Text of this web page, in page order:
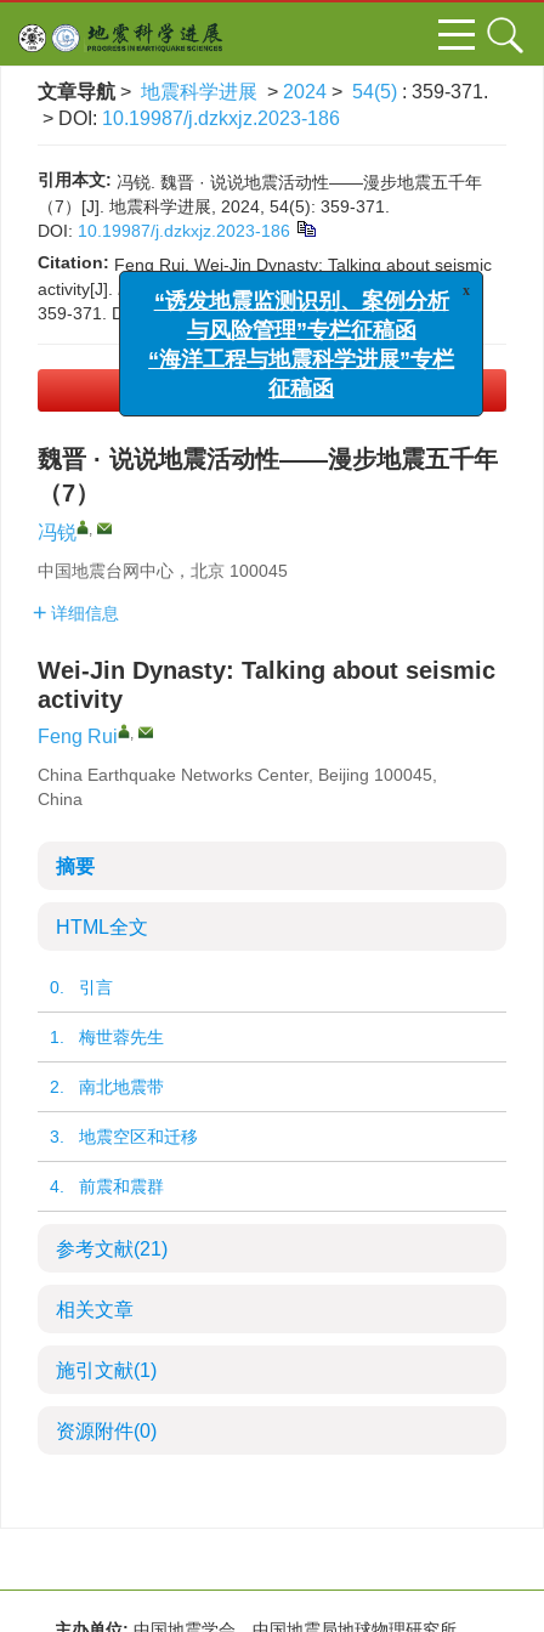
文章导航 > 地震科学进展 > 2024 > 54(5) : 359-371.
> DOI: 10.19987/j.dzkxjz.2023-186
引用本文: 冯锐. 魏晋 · 说说地震活动性——漫步地震五千年
（7）[J]. 地震科学进展, 2024, 54(5): 359-371.
DOI: 10.19987/j.dzkxjz.2023-186
Citation: Feng Rui. Wei-Jin Dynasty: Talking about seismic
activity[J]. Progress in Earthquake Sciences, 2024, 54(5):
359-371. DOI: 10.19987/j.dzkxjz.2023-186
PDF下载(7954 KB)
魏晋 · 说说地震活动性——漫步地震五千年
（7）
冯锐 ,
中国地震台网中心，北京 100045
详细信息
Wei-Jin Dynasty: Talking about seismic
activity
Feng Rui ,
China Earthquake Networks Center, Beijing 100045,
China
摘要
HTML全文
0. 引言
1. 梅世蓉先生
2. 南北地震带
3. 地震空区和迁移
4. 前震和震群
参考文献(21)
相关文章
施引文献(1)
资源附件(0)
“诱发地震监测识别、案例分析
与风险管理”专栏征稿函
“海洋工程与地震科学进展”专栏
征稿函